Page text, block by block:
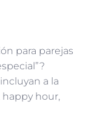
para parejas
a la
happy hour,